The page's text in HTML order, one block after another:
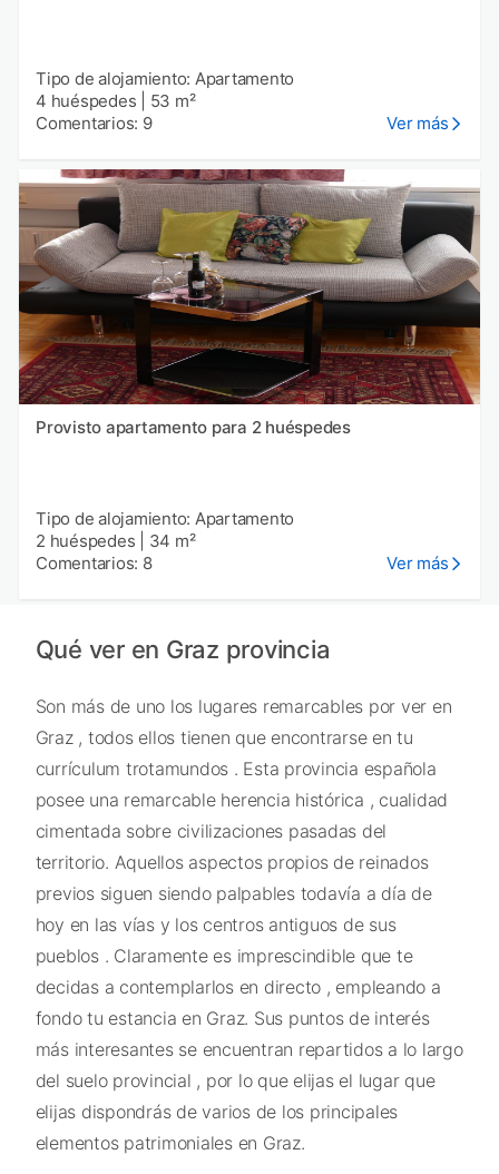
Tipo de alojamiento: Apartamento
4 huéspedes
53 m²
Comentarios: 9
Ver más
Provisto apartamento para 2 huéspedes
Tipo de alojamiento: Apartamento
2 huéspedes
34 m²
Comentarios: 8
Ver más
Qué ver en Graz provincia
Son más de uno los lugares remarcables por ver en
Graz , todos ellos tienen que encontrarse en tu
currículum trotamundos . Esta provincia española
posee una remarcable herencia histórica , cualidad
cimentada sobre civilizaciones pasadas del
territorio. Aquellos aspectos propios de reinados
previos siguen siendo palpables todavía a día de
hoy en las vías y los centros antiguos de sus
pueblos . Claramente es imprescindible que te
decidas a contemplarlos en directo , empleando a
fondo tu estancia en Graz. Sus puntos de interés
más interesantes se encuentran repartidos a lo largo
del suelo provincial , por lo que elijas el lugar que
elijas dispondrás de varios de los principales
elementos patrimoniales en Graz.